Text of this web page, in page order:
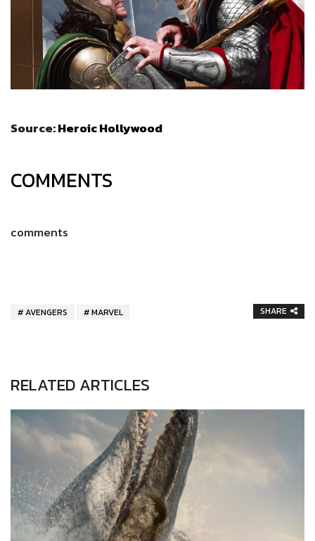
Source:Heroic Hollywood
COMMENTS
comments
AVENGERS MARVEL SHARE
RELATED ARTICLES